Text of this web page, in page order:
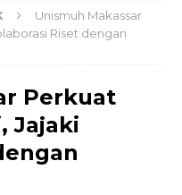
Unismuh Makassar
Riset dengan
Perkuat
Jajaki